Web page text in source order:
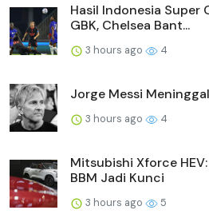
Hasil Indonesia Super
GBK, Chelsea Bant...
3 hours ago 4
Jorge Messi
3 hours ago 4
Mitsubishi Xforce
BBM Jadi Kunci
3 hours ago 5